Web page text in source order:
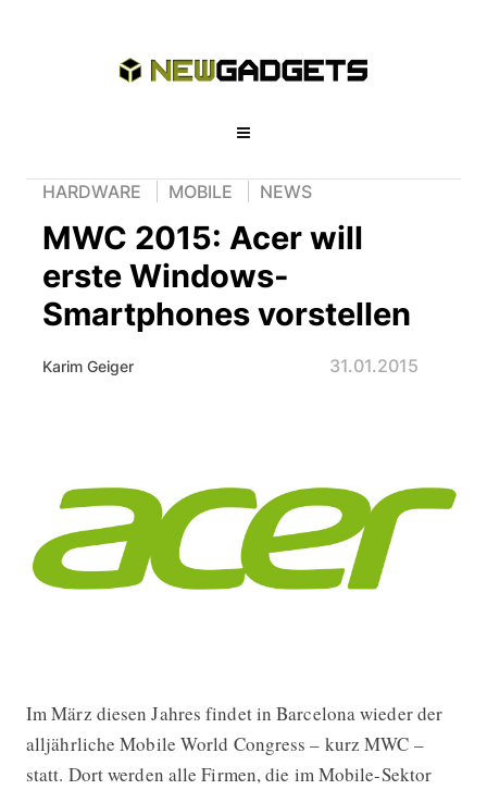
HARDWARE MOBILE NEWS
MWC 2015: Acer will
erste Windows-
Smartphones vorstellen
Karim Geiger 31.01.2015
MWC 2015: Acer will erste
Im März diesen Jahres findet in Barcelona wieder der
alljährliche Mobile World Congress – kurz MWC –
statt. Dort werden alle Firmen, die im Mobile-Sektor